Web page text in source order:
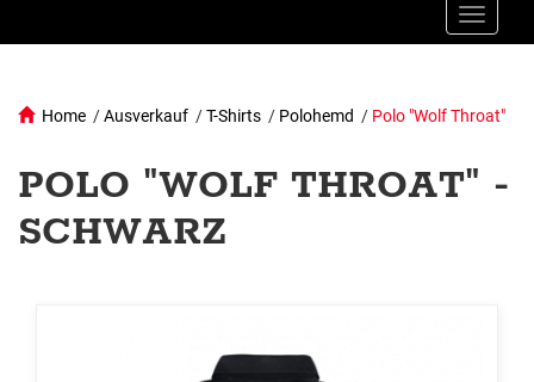
Toggle
Home /Ausverkauf /T-Shirts / Polohemd / Polo "Wolf Throat"
POLO "WOLF THROAT" -
SCHWARZ